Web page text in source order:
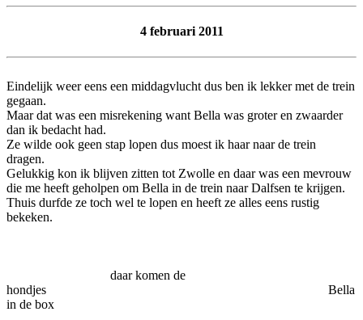
4 februari 2011
Eindelijk weer eens een middagvlucht dus ben ik lekker met de trein
gegaan.
Maar dat was een misrekening want Bella was groter en zwaarder
dan ik bedacht had.
Ze wilde ook geen stap lopen dus moest ik haar naar de trein
dragen.
Gelukkig kon ik blijven zitten tot Zwolle en daar was een mevrouw
die me heeft geholpen om Bella in de trein naar Dalfsen te krijgen.
Thuis durfde ze toch wel te lopen en heeft ze alles eens rustig
bekeken.
daar komen de
hondjes Bella
in de box